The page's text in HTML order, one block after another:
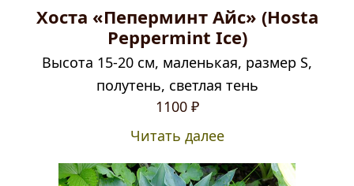
Хоста «Пеперминт Айс» (Hosta
Peppermint Ice)
Высота 15-20 см, маленькая, размер S,
полутень, светлая тень
1100 ₽
Читать далее